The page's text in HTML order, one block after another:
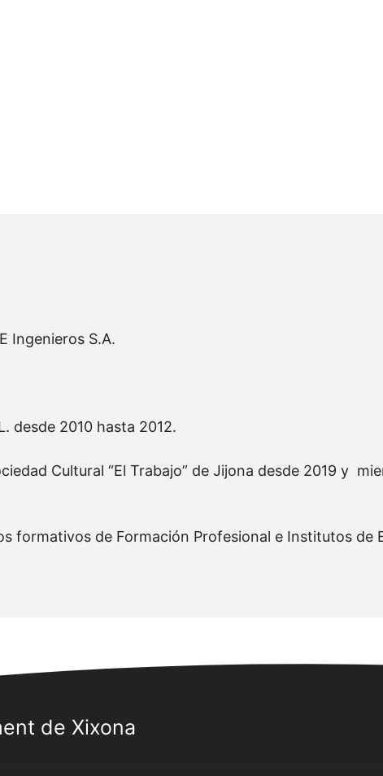
Ingenieros S.A.
desde 2010 hasta 2012.
Cultural “El Trabajo” de Jijona desde 2019 y
de Formación Profesional e Institutos de
de Xixona